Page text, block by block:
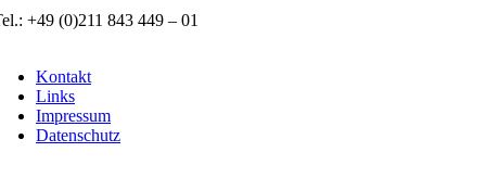
+49 (0)211 843 449 – 01
Kon­takt
Links
Impres­sum
Daten­schutz